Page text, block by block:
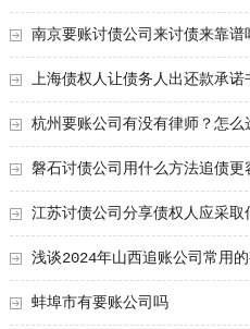
南京要账讨债公司来讨债来靠谱
上海债权人让债务人出还款承诺
杭州要账公司有没有律师？怎么
磐石讨债公司用什么方法追债更
江苏讨债公司分享债权人应采取
浅谈2024年山西追账公司常用
蚌埠市有要账公司吗